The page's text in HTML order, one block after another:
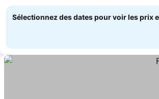
Sélectionnez des dates pour voir les prix